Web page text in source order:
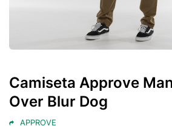
Camiseta Approve
Over Blur Dog
APPROVE